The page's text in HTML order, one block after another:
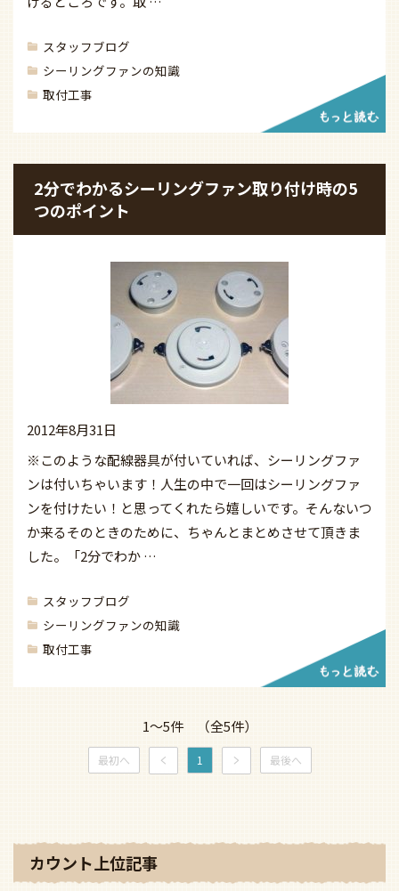
スタッフブログ
シーリングファンの知識
取付工事
2分でわかるシーリングファン取り付け時の5
つのポイント
2012年8月31日
※このような配線器具が付いていれば、シーリングファ
ンは付いちゃいます！人生の中で一回はシーリングファ
ンを付けたい！と思ってくれたら嬉しいです。そんないつ
か来るそのときのために、ちゃんとまとめさせて頂きま
した。「2分でわか …
スタッフブログ
シーリングファンの知識
取付工事
1〜5件 （全5件）
最初へ 1 最後へ
カウント上位記事